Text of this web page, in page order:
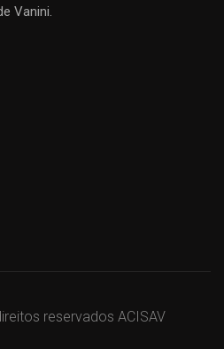
Vanini.
reservados ACISAV